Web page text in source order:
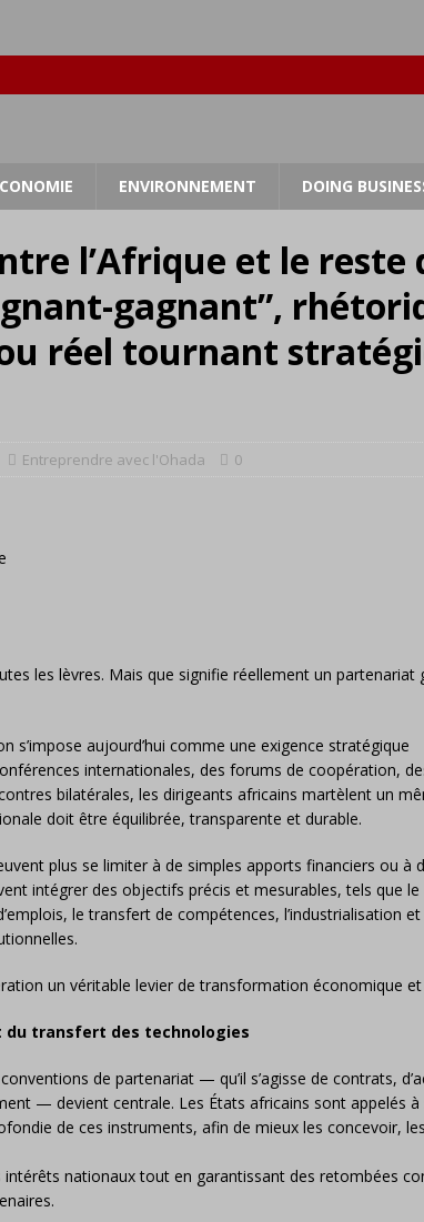
ENVIRONNEMENT DOING
l’Afrique et le reste
gagnant”,
réel tournant
Entreprendre avec l'Ohada 0
les lèvres. Mais que signifie réellement un partenariat
s’impose aujourd’hui comme une exigence stratégique
internationales, des forums de coopération,
bilatérales, les dirigeants africains martèlent un
doit être équilibrée, transparente et durable.
plus se limiter à de simples apports financiers ou à
intégrer des objectifs précis et mesurables, tels que le
le transfert de compétences, l’industrialisation et
un véritable levier de transformation économique et
du transfert des technologies
de partenariat — qu’il s’agisse de contrats,
— devient centrale. Les États africains sont appelés à
de ces instruments, afin de mieux les concevoir,
intérêts nationaux tout en garantissant des retombées